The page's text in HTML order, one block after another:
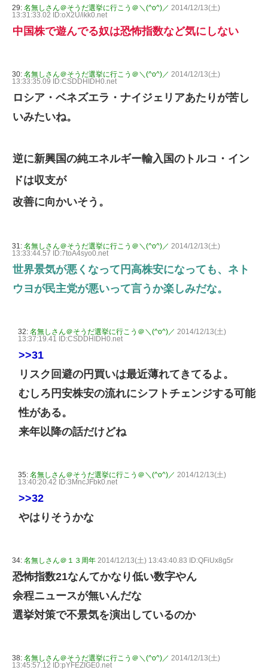
29: 名無しさん＠そうだ選挙に行こう＠＼(^o^)／ 2014/12/13(土)
13:31:33.02 ID:oX2U/ikk0.net
中国株で遊んでる奴は恐怖指数など気にしない
30: 名無しさん＠そうだ選挙に行こう＠＼(^o^)／ 2014/12/13(土)
13:33:35.09 ID:CSDDHIDH0.net
ロシア・ベネズエラ・ナイジェリアあたりが苦し
いみたいね。
逆に新興国の純エネルギー輸入国のトルコ・イン
ドは収支が
改善に向かいそう。
31: 名無しさん＠そうだ選挙に行こう＠＼(^o^)／ 2014/12/13(土)
13:33:44.57 ID:7toA4syo0.net
世界景気が悪くなって円高株安になっても、ネト
ウヨが民主党が悪いって言うか楽しみだな。
32: 名無しさん＠そうだ選挙に行こう＠＼(^o^)／ 2014/12/13(土)
13:37:19.41 ID:CSDDHIDH0.net
>>31
リスク回避の円買いは最近薄れてきてるよ。
むしろ円安株安の流れにシフトチェンジする可能
性がある。
来年以降の話だけどね
35: 名無しさん＠そうだ選挙に行こう＠＼(^o^)／ 2014/12/13(土)
13:40:20.42 ID:3MncJFbk0.net
>>32
やはりそうかな
34: 名無しさん＠１３周年 2014/12/13(土) 13:43:40.83 ID:QFiUx8g5r
恐怖指数21なんてかなり低い数字やん
余程ニュースが無いんだな
選挙対策で不景気を演出しているのか
38: 名無しさん＠そうだ選挙に行こう＠＼(^o^)／ 2014/12/13(土)
13:45:57.12 ID:pYFEZIGE0.net